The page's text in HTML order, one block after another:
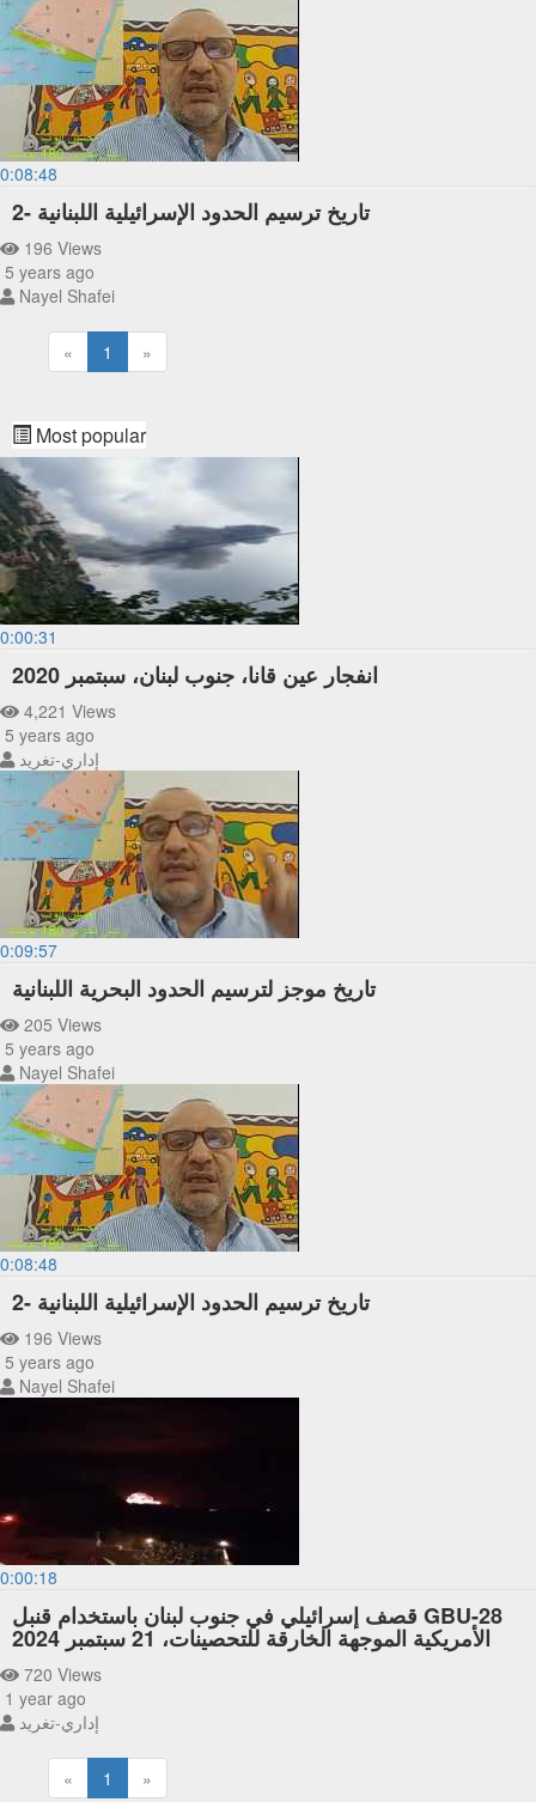
0:08:48
تاريخ ترسيم الحدود الإسرائيلية اللبنانية -2
196 Views
5 years ago
Nayel Shafei
« 1 »
Most popular
0:00:31
انفجار عين قانا، جنوب لبنان، سبتمبر 2020
4,221 Views
5 years ago
إداري-تغريد
0:09:57
تاريخ موجز لترسيم الحدود البحرية اللبنانية
205 Views
5 years ago
Nayel Shafei
0:08:48
تاريخ ترسيم الحدود الإسرائيلية اللبنانية -2
196 Views
5 years ago
Nayel Shafei
0:00:18
قصف إسرائيلي في جنوب لبنان باستخدام قنبل GBU-28
الأمريكية الموجهة الخارقة للتحصينات، 21 سبتمبر 2024
720 Views
1 year ago
إداري-تغريد
« 1 »